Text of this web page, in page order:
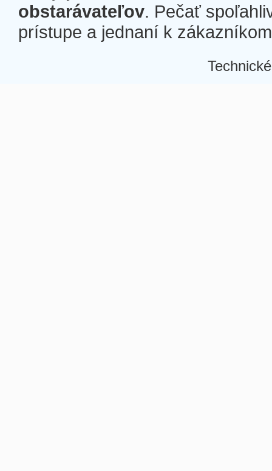
obstarávateľov. Pečať
prístupe a jednaní k